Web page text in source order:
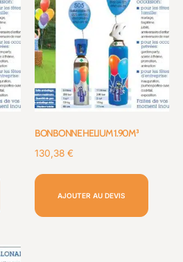
BONBONNE HELIUM 1.90M³
130,38 €
AJOUTER AU DEVIS